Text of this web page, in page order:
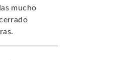
mucho